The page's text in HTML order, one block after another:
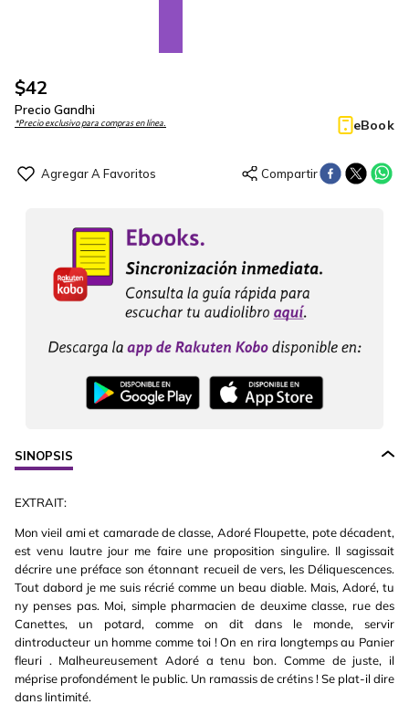
$42
Precio Gandhi
*Precio exclusivo para compras en línea. eBook
SINOPSIS
EXTRAIT:
Mon vieil ami et camarade de classe, Adoré Floupette, pote décadent,
est venu lautre jour me faire une proposition singulire. Il sagissait
décrire une préface son étonnant recueil de vers, les Déliquescences.
Tout dabord je me suis récrié comme un beau diable. Mais, Adoré, tu
ny penses pas. Moi, simple pharmacien de deuxime classe, rue des
Canettes, un potard, comme on dit dans le monde, servir
dintroducteur un homme comme toi ! On en rira longtemps au Panier
fleuri . Malheureusement Adoré a tenu bon. Comme de juste, il
méprise profondément le public. Un ramassis de crétins ! Se plat-il dire
dans lintimité.